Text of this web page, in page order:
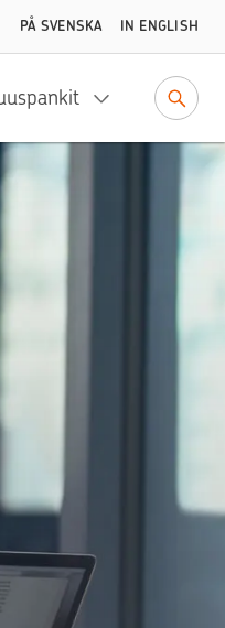
PÅ SVENSKA IN ENGLISH